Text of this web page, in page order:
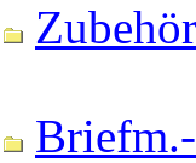
Zubehör